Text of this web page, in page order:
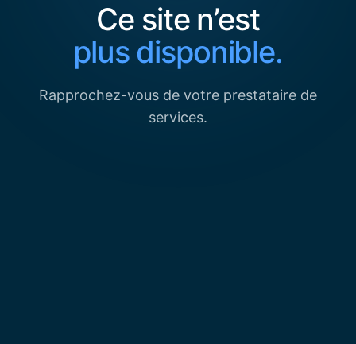
Ce site n’est
plus disponible.
Rapprochez-vous de votre prestataire de
services.